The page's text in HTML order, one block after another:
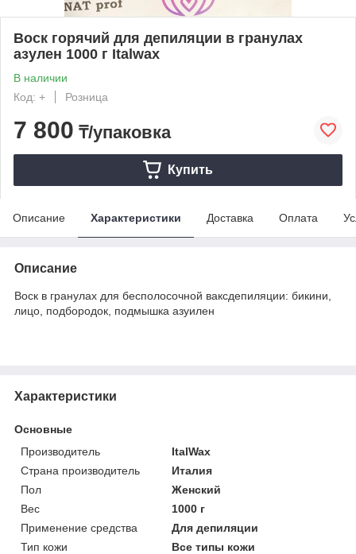
Воск горячий для депиляции в гранулах
азулен 1000 г Italwax
В наличии
Код: +
Розница
7 800 ₸/упаковка
Купить
Описание Характеристики Доставка Оплата
Описание
Воск в гранулах для бесполосочной ваксдепиляции: бикини,
лицо, подбородок, подмышка азуилен
Характеристики
Основные
Производитель
ItalWax
Страна производитель
Италия
Пол
Женский
Вес
1000 г
Применение средства
Для депиляции
Тип кожи
Все типы кожи